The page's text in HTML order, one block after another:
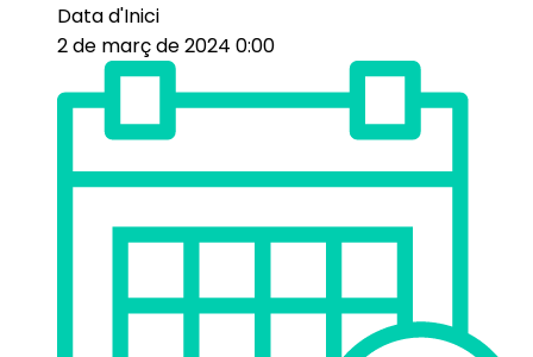
Data d'Inici
2 de març de 2024 0:00